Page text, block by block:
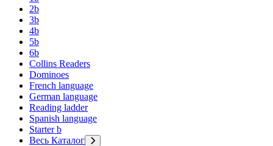
2b
3b
4b
5b
6b
Collins Readers
Dominoes
French language
German language
Reading ladder
Spanish language
Starter b
Весь Каталог